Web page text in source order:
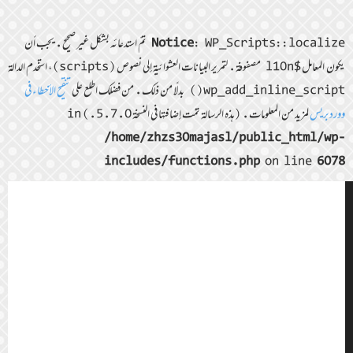
Notice : WP_Scripts::localize تمّ استدعائه بشكل غير صحيح. يجب أن
يكون المعامل $l10n مصفوفة. لتمرير البيانات العشوائية إلى نصوص (scripts)، استخدم الدالة
wp_add_inline_script() بدلًا من ذلك. من فضلك اطلع على
تنقيح الأخطاء في
ووردبريسلمزيد من المعلومات. (هذه الرسالة تمّت إضافتها في النسخة 5.7.0.) in
/home/zhzs30majasl/public_html/wp-
includes/functions.phpon line 6078